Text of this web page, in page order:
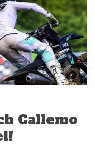
Callemo